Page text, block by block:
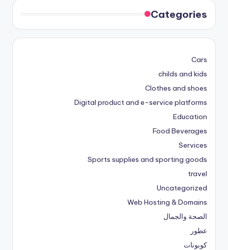
Categories
Cars
childs and kids
Clothes and shoes
Digital product and e-service platforms
Education
Food Beverages
Services
Sports supplies and sporting goods
travel
Uncategorized
Web Hosting & Domains
الصحة والجمال
عطور
كوبونات